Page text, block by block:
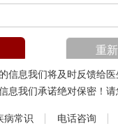
信息我们将及时反馈给
息我们承诺绝对保密！请
病常识 电话咨询